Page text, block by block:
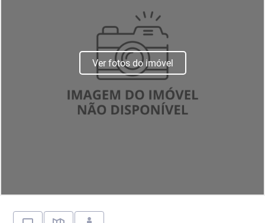
Ver fotos do imóvel